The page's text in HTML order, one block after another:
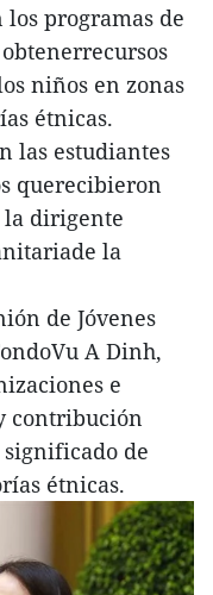
los programas de
niños en zonas
étnicas.
las estudiantes
querecibieron
la dirigente
la
de Jóvenes
A Dinh,
e
contribución
de
étnicas.